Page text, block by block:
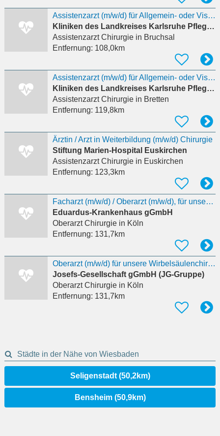
Assistenzarzt (m/w/d) für Allgemein- oder Viszeralchirurgie
Kliniken des Landkreises Karlsruhe Pflegeschule Rechbergklinik Bretten
Assistenzarzt Chirurgiein Bruchsal
Entfernung: 108,0km
Assistenzarzt (m/w/d) für Allgemein- oder Viszeralchirurgie
Kliniken des Landkreises Karlsruhe Pflegeschule Rechbergklinik Bretten
Assistenzarzt Chirurgiein Bretten
Entfernung: 119,8km
Ärztin / Arzt in Weiterbildung (m/w/d) Chirurgie
Stiftung Marien-Hospital Euskirchen
Assistenzarzt Chirurgiein Euskirchen
Entfernung: 123,3km
Facharzt (m/w/d) / Oberarzt (m/w/d), für unsere Klinik der Plastischen, Rekonstruktiven und
Eduardus-Krankenhaus gGmbH
Oberarzt Chirurgiein Köln
Entfernung: 131,7km
Oberarzt (m/w/d) für unsere Wirbelsäulenchirurgie in Vollzeit - JG-Karriere
Josefs-Gesellschaft gGmbH (JG-Gruppe)
Oberarzt Chirurgiein Köln
Entfernung: 131,7km
Städte in der Nähe von Wiesbaden
Seligenstadt (50,2km)
Bensheim (50,9km)